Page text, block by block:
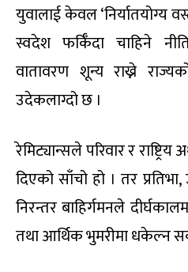
युवालाई केवल ‘निर्यातयोग्य
स्वदेश फर्किँदा चाहिने
वातावरण शून्य राख्ने
उदेकलाग्दो छ ।
रेमिट्यान्सले परिवार र
दिएको साँचो हो । तर
निरन्तर बाहिर्गमनले
तथा आर्थिक भुमरीमा धकेल्न